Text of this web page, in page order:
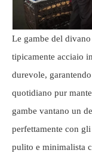
Le gambe del
tipicamente acciaio
durevole,
quotidiano pur
gambe vantano un
perfettamente con
pulito e minimalista